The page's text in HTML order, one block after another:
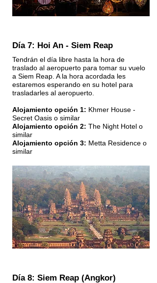
Día 7: Hoi An - Siem Reap
Tendrán el día libre hasta la hora de
traslado al aeropuerto para tomar su vuelo
a Siem Reap. A la hora acordada les
estaremos esperando en su hotel para
trasladarles al aeropuerto.
Alojamiento opción 1: Khmer House -
Secret Oasis o similar
Alojamiento opción 2: The Night Hotel o
similar
Alojamiento opción 3: Metta Residence o
similar
Día 8: Siem Reap (Angkor)